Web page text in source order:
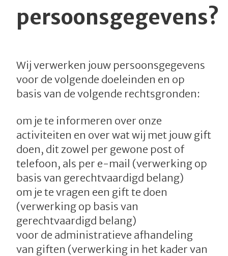
persoonsgegevens?
Wij verwerken jouw persoonsgegevens
voor de volgende doeleinden en op
basis van de volgende rechtsgronden:
om je te informeren over onze
activiteiten en over wat wij met jouw gift
doen, dit zowel per gewone post of
telefoon, als per e-mail (verwerking op
basis van gerechtvaardigd belang)
om je te vragen een gift te doen
(verwerking op basis van
gerechtvaardigd belang)
voor de administratieve afhandeling
van giften (verwerking in het kader van